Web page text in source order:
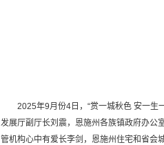
2025年9月份4日，“赏一城秋色 安一生
发展厅副厅长刘震，恩施州各族镇政府办公
管机构心中有爱长李剑，恩施州住宅和省会